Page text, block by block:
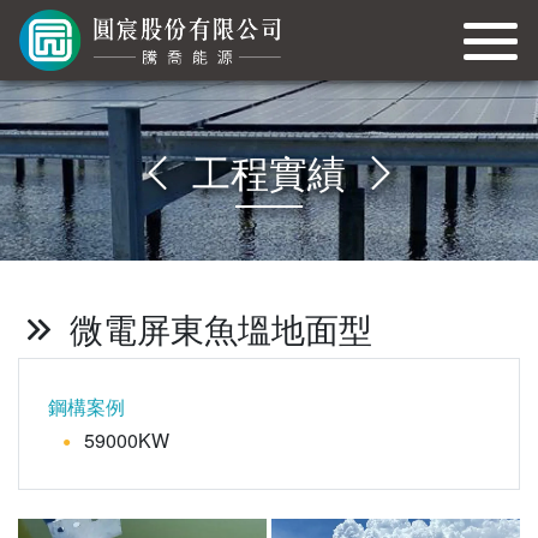
工程實績
微電屏東魚塭地面型
鋼構案例
● 59000KW